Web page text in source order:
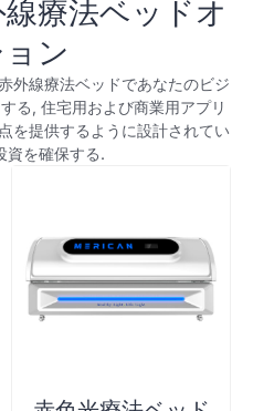
療法ベッドオ
ン
外線療法ベッドであなたのビジ
る, 住宅用および商業用アプリ
を提供するように設計されてい
資を確保する.